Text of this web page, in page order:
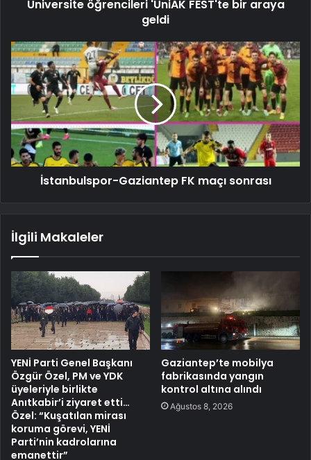
Üniversite öğrencileri 'ÜniAK FEST'te bir araya
geldi
İstanbulspor-Gaziantep FK maçı sonrası
İlgili Makaleler
YENİ Parti Genel Başkanı
Özgür Özel, PM ve YDK
üyeleriyle birlikte
Anıtkabir’i ziyaret etti…
Özel: “Kuşatılan mirası
koruma görevi, YENİ
Parti’nin kadrolarına
emanettir”
Gaziantep’te mobilya
fabrikasında yangın
kontrol altına alındı
Ağustos 8, 2026